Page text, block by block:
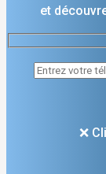
et
❌